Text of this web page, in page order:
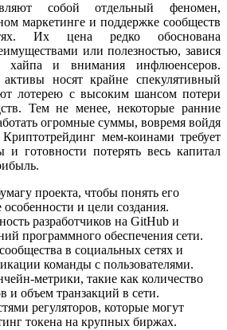
собой отдельный феномен,
маркетинге и поддержке сообществ
Их цена редко обоснована
или полезностью, завися
хайпа и внимания инфлюенсеров.
носят крайне спекулятивный
лотерею с высоким шансом потери
Тем не менее, некоторые ранние
огромные суммы, вовремя войдя
мем-коинами требует
готовности потерять весь капитал
проекта, чтобы понять его
особенности и цели создания.
разработчиков на GitHub и
программного обеспечения сети.
в социальных сетях и
команды с пользователями.
метрики, такие как количество
и объем транзакций в сети.
регуляторов, которые могут
токена на крупных биржах.